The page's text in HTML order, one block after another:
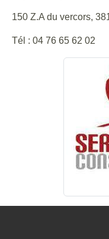
150 Z.A du vercors,
Tél : 04 76 65 62 02